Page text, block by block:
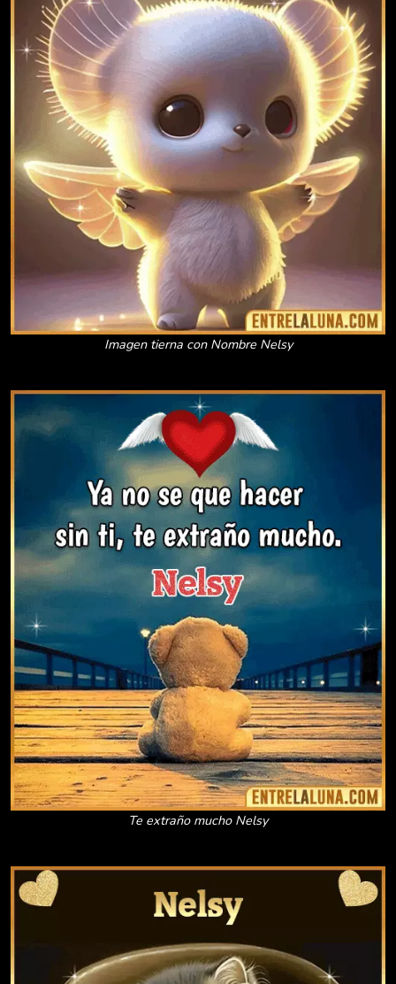
Imagen tierna con Nombre Nelsy
Te extraño mucho Nelsy